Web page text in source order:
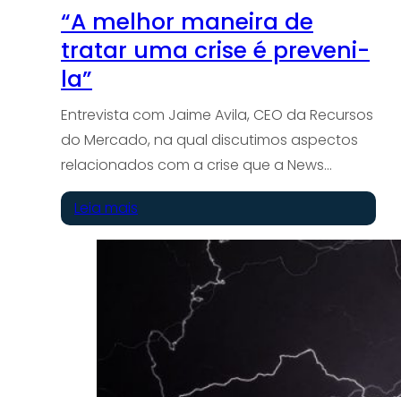
“A melhor maneira de
tratar uma crise é preveni-
la”
Entrevista com Jaime Avila, CEO da Recursos
do Mercado, na qual discutimos aspectos
relacionados com a crise que a News…
Leia mais